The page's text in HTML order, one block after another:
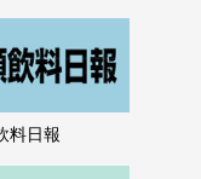
料日報